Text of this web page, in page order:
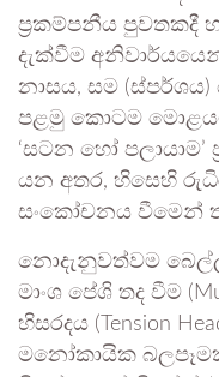
ප්‍රකම්පනීය පුවතකදී
දැක්වීම
නාසය, සම
පළමු කොටම
‘සටන හෝ පලායාම’
යන අතර, හිසෙහි
සංකෝචනය වීමෙන්
නොදැනුවත්වම
මාංශ පේශි තද වීම
හිසරදය (Tension
මනෝකායික බලපෑමකි